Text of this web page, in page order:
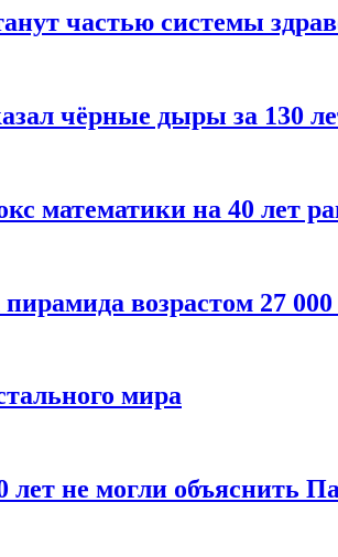
частью системы
чёрные дыры за 130
математики на 40 лет
возрастом 27 000
мира
не могли объяснить